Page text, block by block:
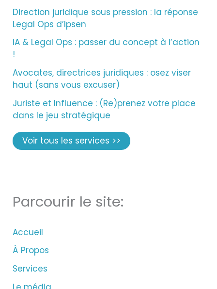
Direction juridique sous pression : la réponse
Legal Ops d’Ipsen
IA & Legal Ops : passer du concept à l’action
!
Avocates, directrices juridiques : osez viser
haut (sans vous excuser)
Juriste et Influence : (Re)prenez votre place
dans le jeu stratégique
Voir tous les services >>
Parcourir le site:
Accueil
À Propos
Services